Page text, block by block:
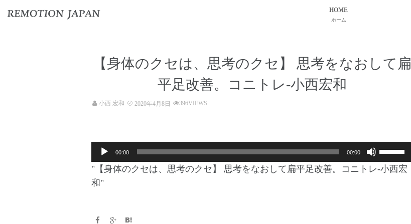
HOME
ホーム
【身体のクセは、思考のクセ】 思考をなおして扁
平足改善。コニトレ-小西宏和
小西 宏和 2020年4月8日 396VIEWS
声
プ
レ
ヤ
00:00 00:00
ボ
リ
ュ
"【身体のクセは、思考のクセ】 思考をなおして扁平足改善。コニトレ-小西宏
和"